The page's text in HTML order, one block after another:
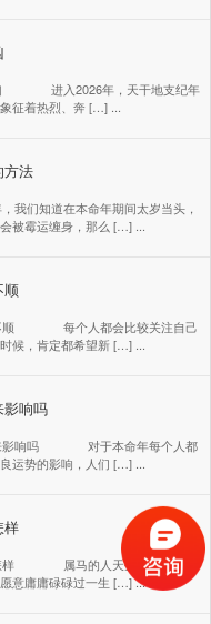
进入2026年，天干地支纪年
征着热烈、奔 […] ...
方法
们知道在本命年期间太岁当头，
被霉运缠身，那么 […] ...
顺
顺 每个人都会比较关注自己
候，肯定都希望新 […] ...
影响吗
影响吗 对于本命年每个人都
运势的影响，人们 […] ...
样
样 属马的人天生好强，在事
意庸庸碌碌过一生 […] ...